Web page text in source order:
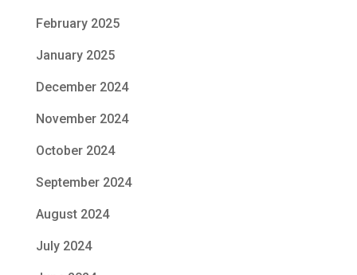
February 2025
January 2025
December 2024
November 2024
October 2024
September 2024
August 2024
July 2024